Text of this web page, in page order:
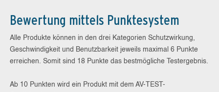
Bewertung mittels Punktesystem
Alle Produkte können in den drei Kategorien Schutzwirkung,
Geschwindigkeit und Benutzbarkeit jeweils maximal 6 Punkte
erreichen. Somit sind 18 Punkte das bestmögliche Testergebnis.
Ab 10 Punkten wird ein Produkt mit dem AV-TEST-